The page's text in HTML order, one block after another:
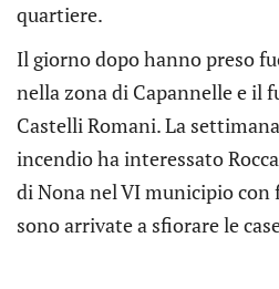
quartiere.
Il giorno dopo hanno preso
nella zona di Capannelle e il
Castelli Romani. La
incendio ha interessato
di Nona nel VI municipio con
sono arrivate a sfiorare le